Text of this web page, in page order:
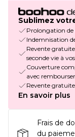
Sublimez
Prolongation de
Indemnisation
Revente
seconde vie à
Couverture
avec
Revente
En savoir plus
Frais de
du